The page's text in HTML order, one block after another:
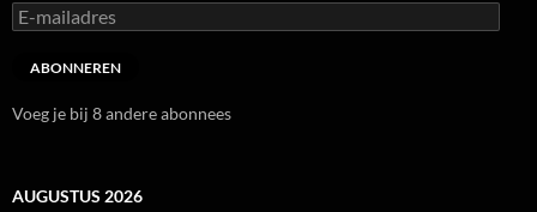
E-
mailadres
ABONNEREN
Voeg je bij 8 andere abonnees
AUGUSTUS 2026